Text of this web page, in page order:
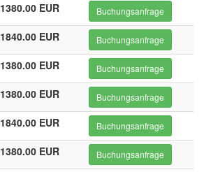
1380.00 EUR Buchungsanfrage
1840.00 EUR Buchungsanfrage
1380.00 EUR Buchungsanfrage
1380.00 EUR Buchungsanfrage
1840.00 EUR Buchungsanfrage
1380.00 EUR Buchungsanfrage